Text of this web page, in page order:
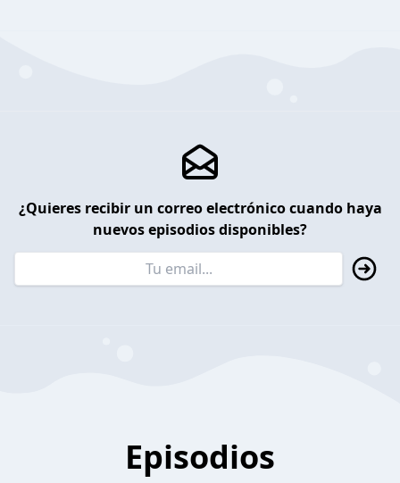
¿Quieres recibir un correo electrónico cuando haya
nuevos episodios disponibles?
Episodios